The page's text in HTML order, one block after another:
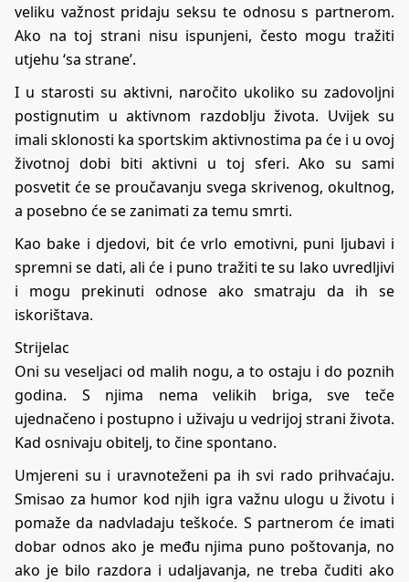
veliku važnost pridaju seksu te odnosu s partnerom.
Ako na toj strani nisu ispunjeni, često mogu tražiti
utjehu ‘sa strane’.
I u starosti su aktivni, naročito ukoliko su zadovoljni
postignutim u aktivnom razdoblju života. Uvijek su
imali sklonosti ka sportskim aktivnostima pa će i u ovoj
životnoj dobi biti aktivni u toj sferi. Ako su sami
posvetit će se proučavanju svega skrivenog, okultnog,
a posebno će se zanimati za temu smrti.
Kao bake i djedovi, bit će vrlo emotivni, puni ljubavi i
spremni se dati, ali će i puno tražiti te su lako uvredljivi
i mogu prekinuti odnose ako smatraju da ih se
iskorištava.
Strijelac
Oni su veseljaci od malih nogu, a to ostaju i do poznih
godina. S njima nema velikih briga, sve teče
ujednačeno i postupno i uživaju u vedrijoj strani života.
Kad osnivaju obitelj, to čine spontano.
Umjereni su i uravnoteženi pa ih svi rado prihvaćaju.
Smisao za humor kod njih igra važnu ulogu u životu i
pomaže da nadvladaju teškoće. S partnerom će imati
dobar odnos ako je među njima puno poštovanja, no
ako je bilo razdora i udaljavanja, ne treba čuditi ako